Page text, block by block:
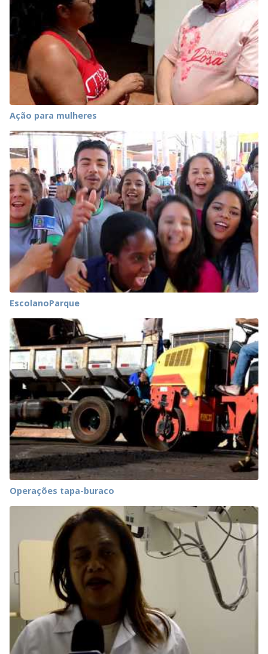
Ação para mulheres
EscolanoParque
Operações tapa-buraco